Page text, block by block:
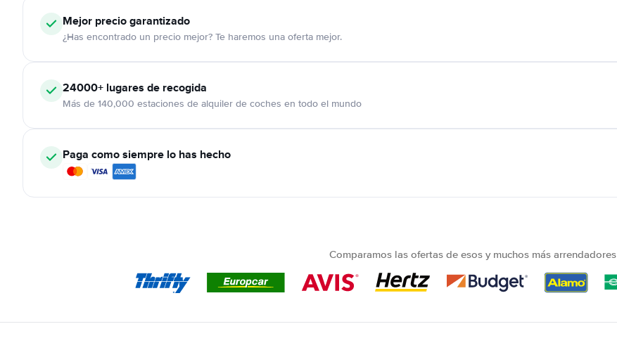
Mejor precio garantizado
¿Has encontrado un precio mejor? Te haremos una oferta mejor.
24000+ lugares de recogida
Más de 140,000 estaciones de alquiler de coches en todo el mundo
Paga como siempre lo has hecho
Comparamos las ofertas de esos y muchos más arrendadores